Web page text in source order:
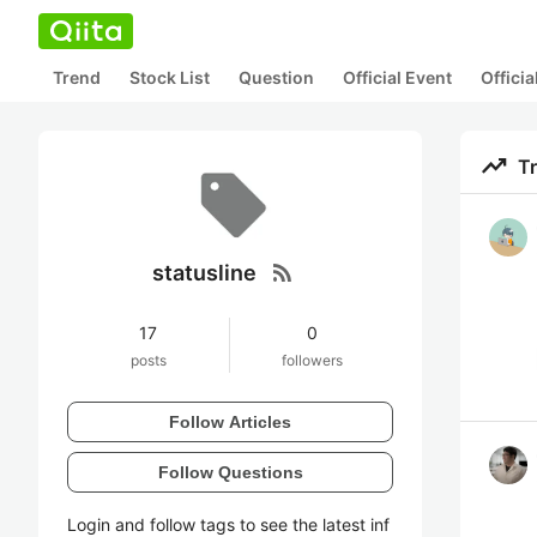
Trend Stock List Question Official Event
statusline rss_feed
17
posts
0
followers
Follow Articles
Follow Questions
Login and follow tags to see the latest inf
trending_up